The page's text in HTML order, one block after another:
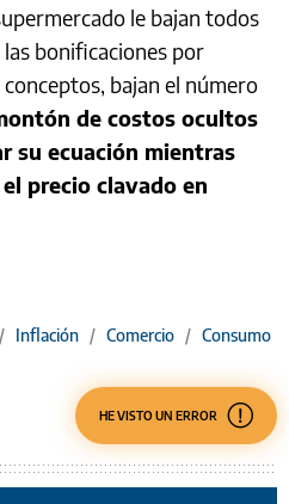
le bajan todos
bonificaciones por
bajan el número
de costos ocultos
su ecuación mientras
precio clavado en
/ Inflación / Comercio / Consumo
HE VISTO UN ERROR